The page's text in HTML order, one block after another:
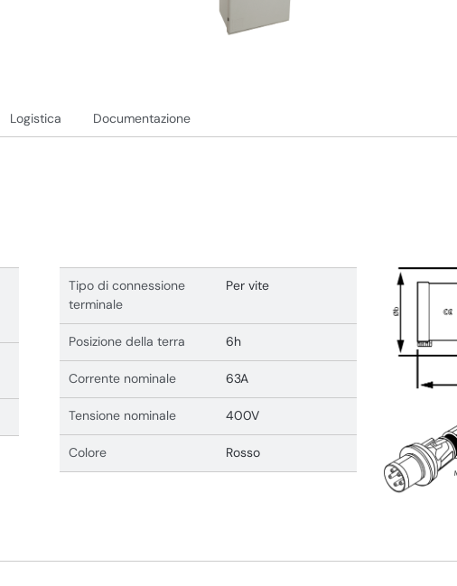
Logistica Documentazione
Tipo di connessione
terminale
Per vite
Posizione della terra 6h
Corrente nominale 63A
Tensione nominale 400V
Colore Rosso